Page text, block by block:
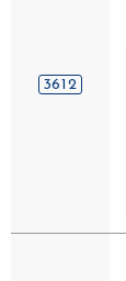
3612